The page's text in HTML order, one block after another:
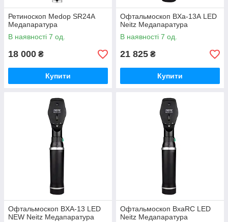
Ретиноскоп Medop SR24A
Медапаратура
В наявності 7 од.
18 000 ₴
Купити
Офтальмоскоп BXa-13А LED
Neitz Медапаратура
В наявності 7 од.
21 825 ₴
Купити
Офтальмоскоп BXA-13 LED
NEW Neitz Медапаратура
Офтальмоскоп BxaRC LED
Neitz Медапаратура